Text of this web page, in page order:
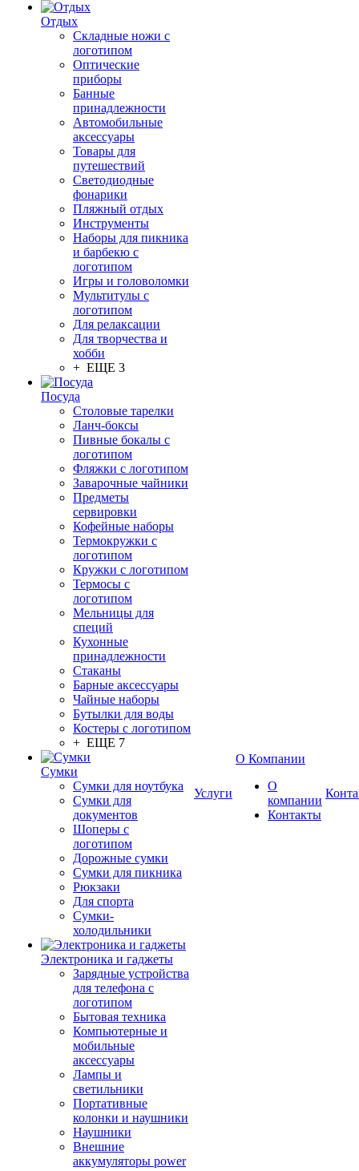
Отдых
Складные ножи с
логотипом
Оптические
приборы
Банные
принадлежности
Автомобильные
аксессуары
Товары для
путешествий
Светодиодные
фонарики
Пляжный отдых
Инструменты
Наборы для пикника
и барбекю с
логотипом
Игры и головоломки
Мультитулы с
логотипом
Для релаксации
Для творчества и
хобби
+ ЕЩЕ 3
Посуда
Столовые тарелки
Ланч-боксы
Пивные бокалы с
логотипом
Фляжки с логотипом
Заварочные чайники
Предметы
сервировки
Кофейные наборы
Термокружки с
логотипом
Кружки с логотипом
Термосы с
логотипом
Мельницы для
специй
Кухонные
принадлежности
Стаканы
Барные аксессуары
Чайные наборы
Бутылки для воды
Костеры с логотипом
+ ЕЩЕ 7
Сумки
Сумки для ноутбука
Сумки для
документов
Шоперы с
логотипом
Дорожные сумки
Сумки для пикника
Рюкзаки
Для спорта
Сумки-
холодильники
Электроника и гаджеты
Зарядные устройства
для телефона с
логотипом
Бытовая техника
Компьютерные и
мобильные
аксессуары
Лампы и
светильники
Портативные
колонки и наушники
Наушники
Внешние
аккумуляторы power
Услуги
О Компании
О
компании
Контакты